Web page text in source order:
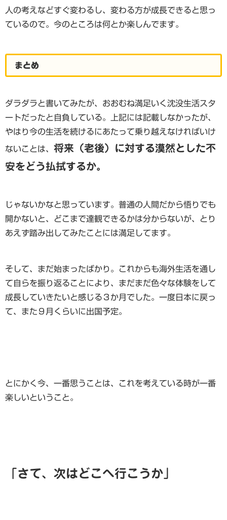
人の考えなどすぐ変わるし、変わる方が成長できると思っ
ているので。今のところは何とか楽しんでます。
まとめ
ダラダラと書いてみたが、おおむね満足いく沈没生活スタ
ートだったと自負している。上記には記載しなかったが、
やはり今の生活を続けるにあたって乗り越えなければいけ
ないことは、 将来（老後）に対する漠然とした不
安をどう払拭するか。
じゃないかなと思っています。普通の人間だから悟りでも
開かないと、どこまで達観できるかは分からないが、とり
あえず踏み出してみたことには満足してます。
そして、まだ始まったばかり。これからも海外生活を通し
て自らを振り返ることにより、まだまだ色々な体験をして
成長していきたいと感じる３か月でした。一度日本に戻っ
て、また９月くらいに出国予定。
とにかく今、一番思うことは、これを考えている時が一番
楽しいということ。
「さて、次はどこへ行こうか」